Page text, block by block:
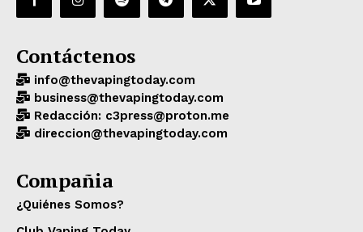
Contáctenos
info@thevapingtoday.com
business@thevapingtoday.com
Redacción: c3press@proton.me
direccion@thevapingtoday.com
Compañia
¿Quiénes Somos?